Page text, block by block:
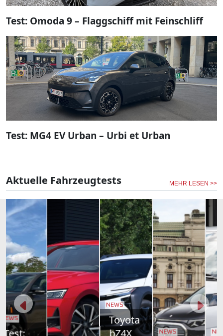
Test: Omoda 9 – Flaggschiff mit Feinschliff
Test: MG4 EV Urban – Urbi et Urban
Aktuelle Fahrzeugtests MEHR LESEN >>
NEWS
Toyota
bZ4X
NEWS NEWS